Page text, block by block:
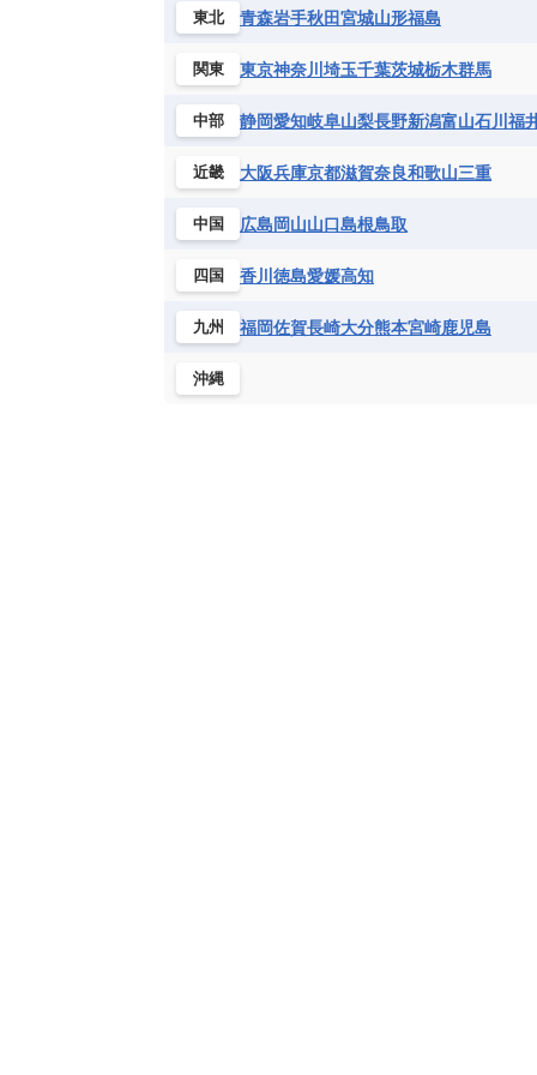
東北 青森岩手秋田宮城山形福島
関東 東京神奈川 埼玉千葉茨城栃木群馬
中部 静岡愛知岐阜山梨長野新潟富山石川 福
近畿 大阪兵庫京都滋賀奈良和歌山三重
中国 広島岡山山口島根鳥取
四国 香川 徳島愛媛高知
九州 福岡佐賀長崎大分熊本宮崎鹿児島
沖縄